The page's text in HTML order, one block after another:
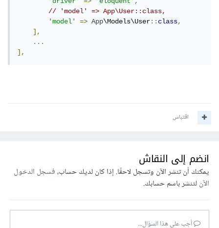
// 'model' => App\User::class,
'model'
=> App\Models\User::class,
],
...
],
اقتباس
انضم إلى النقاش
يمكنك أن تنشر الآن وتسجل لاحقًا. إذا كان لديك حساب،فسجل الدخول
الآنلتنشر باسم حسابك.
أجب على هذا السؤال...